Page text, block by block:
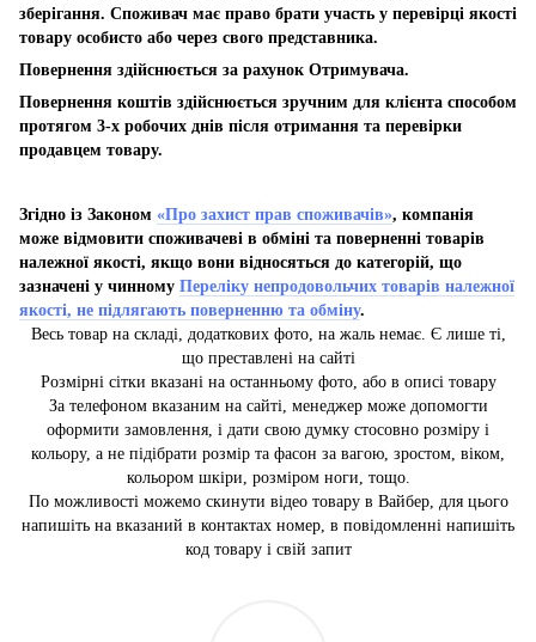
зберігання. Споживач має право брати участь у перевірці якості
товару особисто або через свого представника.
Повернення здійснюється за рахунок Отримувача.
Повернення коштів здійснюється зручним для клієнта способом
протягом 3-х робочих днів після отримання та перевірки
продавцем товару.
Згідно із Законом «Про захист прав споживачів», компанія
може відмовити споживачеві в обміні та поверненні товарів
належної якості, якщо вони відносяться до категорій, що
зазначені у чинному Переліку непродовольчих товарів належної
якості, не підлягають поверненню та обміну.
Весь товар на складі, додаткових фото, на жаль немає. Є лише ті,
що преставлені на сайті
Розмірні сітки вказані на останньому фото, або в описі товару
За телефоном вказаним на сайті, менеджер може допомогти
оформити замовлення, і дати свою думку стосовно розміру і
кольору, а не підібрати розмір та фасон за вагою, зростом, віком,
кольором шкіри, розміром ноги, тощо.
По можливості можемо скинути відео товару в Вайбер, для цього
напишіть на вказаний в контактах номер, в повідомленні напишіть
код товару і свій запит